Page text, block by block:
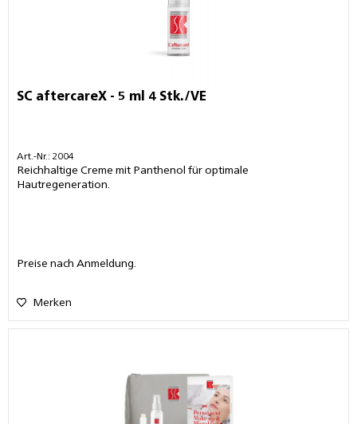
SC aftercareX - 5 ml 4 Stk./VE
Art.-Nr.: 2004
Reichhaltige Creme mit Panthenol für optimale
Hautregeneration.
Preise nach Anmeldung.
Merken